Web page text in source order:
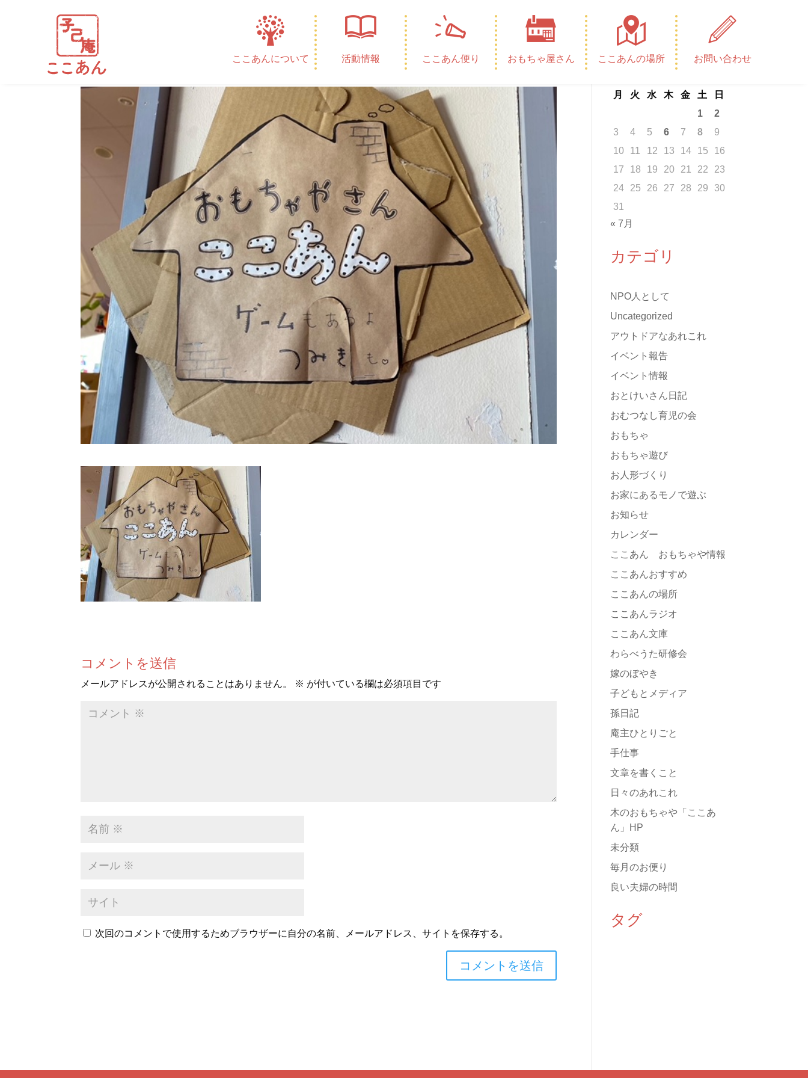
ここあんについて 活動情報 ここあん便り おもちゃ屋さん ここあんの場所 お問い合わせ
9E0CF225-4EDA-4A0A-B794-5718B186E63B
執筆者 コメント0件
コメントを送信
メールアドレスが公開されることはありません。 ※ が付いている欄は必須項目です
次回のコメントで使用するためブラウザーに自分の名前、メールアドレス、サイトを保存する。
カレンダー
月 火 水 木 金 土
日
1
2
3
4 5 6 7 8
9
10
11 12 13 14 15
16
17
18 19 20 21 22
23
24
25 26 27 28 29
30
31
« 7月
カテゴリ
NPO人として
Uncategorized
アウトドアなあれこれ
イベント報告
イベント情報
おとけいさん日記
おむつなし育児の会
おもちゃ
おもちゃ遊び
お人形づくり
お家にあるモノで遊ぶ
お知らせ
カレンダー
ここあん おもちゃや情報
ここあんおすすめ
ここあんの場所
ここあんラジオ
ここあん文庫
わらべうた研修会
嫁のぼやき
子どもとメディア
孫日記
庵主ひとりごと
手仕事
文章を書くこと
日々のあれこれ
木のおもちゃや「ここあ
ん」HP
未分類
毎月のお便り
良い夫婦の時間
タグ